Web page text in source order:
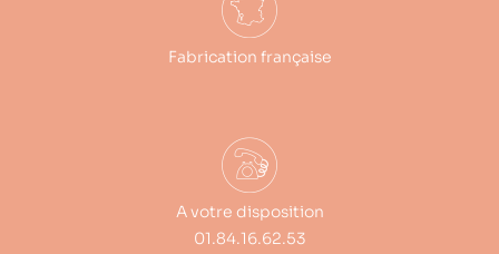
Fabrication française
A votre disposition
01.84.16.62.53